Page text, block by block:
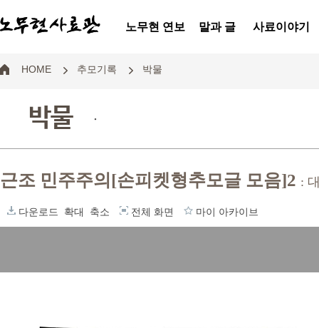
노무현 연보 말과 글 사료이야기
HOME 추모기록 박물
박물 .
근조 민주주의[손피켓형추모글 모음]2 :
다운로드 확대 축소 전체 화면 마이 아카이브